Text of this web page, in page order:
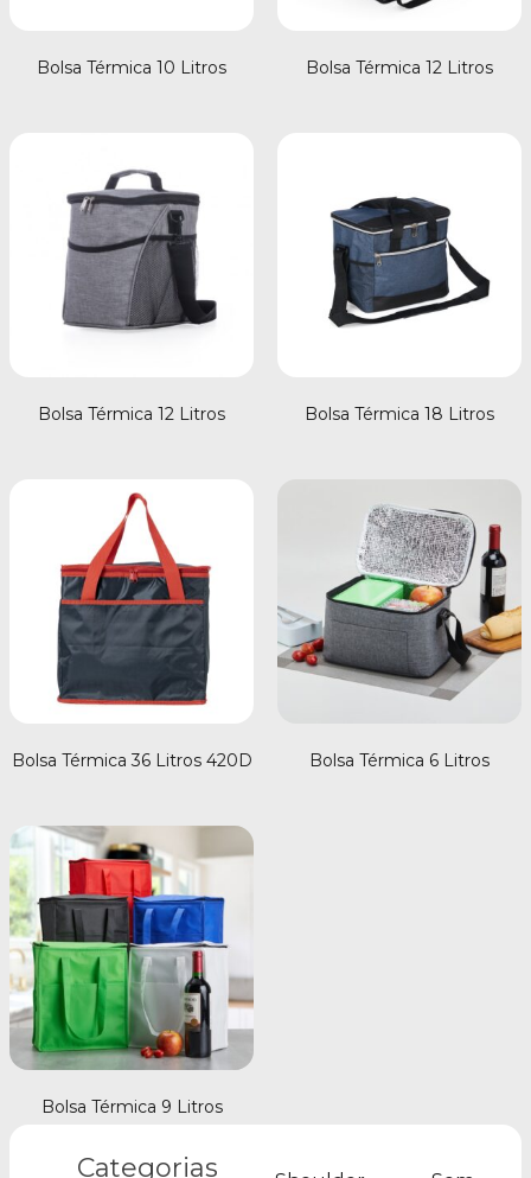
Categorias
Bolsa Térmica 10 Litros Bolsa Térmica 12 Litros
Bolsa Térmica 12 Litros Bolsa Térmica 18 Litros
Bolsa Térmica 36 Litros 420D Bolsa Térmica 6 Litros
Bolsa Térmica 9 Litros